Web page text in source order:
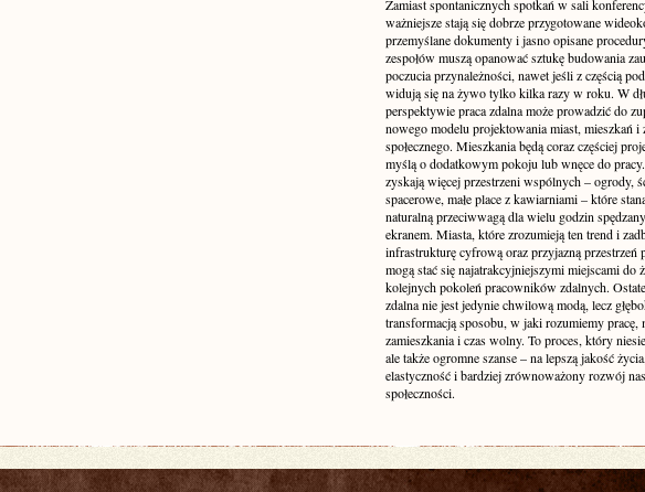
Zamiast spontanicznych spotkań w sali
ważniejsze stają się dobrze przygotowane
przemyślane dokumenty i jasno opisane
zespołów muszą opanować sztukę budowania
poczucia przynależności, nawet jeśli z częścią
widują się na żywo tylko kilka razy w roku. W
perspektywie praca zdalna może prowadzić do
nowego modelu projektowania miast, mieszkań i
społecznego. Mieszkania będą coraz częściej
myślą o dodatkowym pokoju lub wnęce do
zyskają więcej przestrzeni wspólnych – ogrody,
spacerowe, małe place z kawiarniami – które
naturalną przeciwwagą dla wielu godzin
ekranem. Miasta, które zrozumieją ten trend i
infrastrukturę cyfrową oraz przyjazną przestrzeń
mogą stać się najatrakcyjniejszymi miejscami do
kolejnych pokoleń pracowników zdalnych.
zdalna nie jest jedynie chwilową modą, lecz
transformacją sposobu, w jaki rozumiemy pracę,
zamieszkania i czas wolny. To proces, który
ale także ogromne szanse – na lepszą jakość
elastyczność i bardziej zrównoważony rozwój
społeczności.